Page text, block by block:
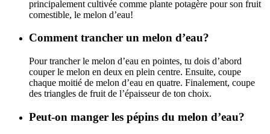
principalement cultivée comme plante potagère pour son fruit
comestible, le melon d’eau!
Comment trancher un melon d’eau?
Pour trancher le melon d’eau en pointes, tu dois d’abord
couper le melon en deux en plein centre. Ensuite, coupe
chaque moitié de melon d’eau en quatre. Finalement, coupe
des triangles de fruit de l’épaisseur de ton choix.
Peut-on manger les pépins du melon d’eau?